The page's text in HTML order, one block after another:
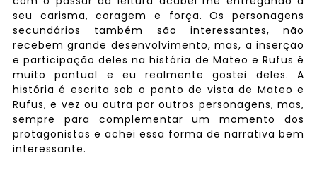
seu carisma, coragem e força. Os personagens
secundários também são interessantes, não
recebem grande desenvolvimento, mas, a inserção
e participação deles na história de Mateo e Rufus é
muito pontual e eu realmente gostei deles. A
história é escrita sob o ponto de vista de Mateo e
Rufus, e vez ou outra por outros personagens, mas,
sempre para complementar um momento dos
protagonistas e achei essa forma de narrativa bem
interessante.